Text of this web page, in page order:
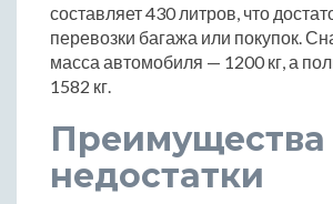
составляет 430 литров, что
перевозки багажа или покупок.
масса автомобиля — 1200 кг, а
1582 кг.
Преимущества
недостатки